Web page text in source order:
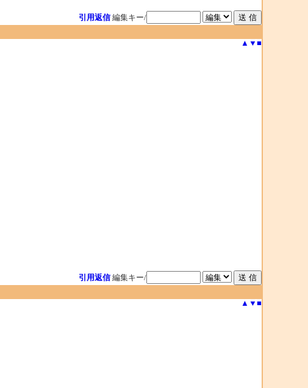
引用返信 編集キー/
▲ ▼ ■
引用返信 編集キー/
▲ ▼ ■